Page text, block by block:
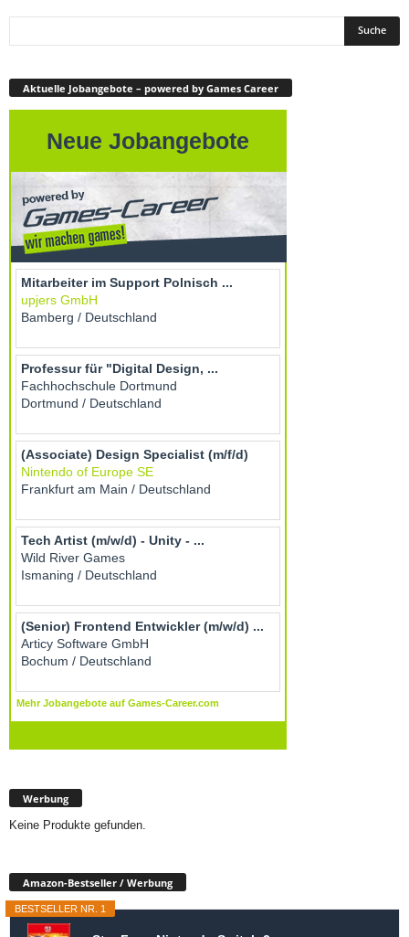
Aktuelle Jobangebote – powered by Games Career
Werbung
Keine Produkte gefunden.
Amazon-Bestseller / Werbung
BESTSELLER NR. 1